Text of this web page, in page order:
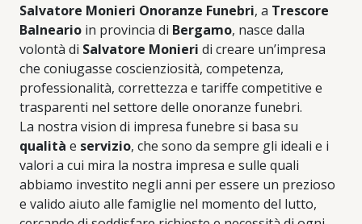
Salvatore Monieri Onoranze Funebri, a Trescore
Balneario in provincia di Bergamo, nasce dalla
volontà di Salvatore Monieri di creare un’impresa
che coniugasse coscienziosità, competenza,
professionalità, correttezza e tariffe competitive e
trasparenti nel settore delle onoranze funebri.
La nostra vision di impresa funebre si basa su
qualità e servizio, che sono da sempre gli ideali e i
valori a cui mira la nostra impresa e sulle quali
abbiamo investito negli anni per essere un prezioso
e valido aiuto alle famiglie nel momento del lutto,